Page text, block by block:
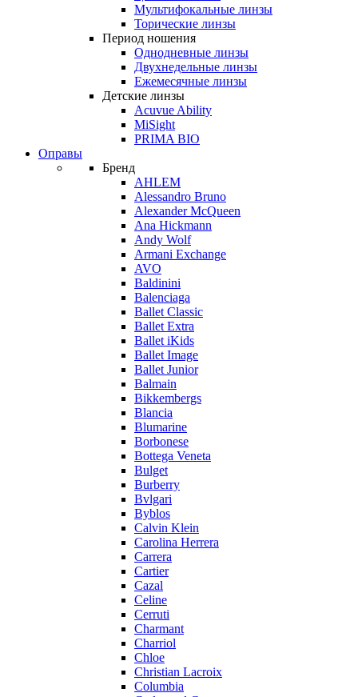
Мультифокальные линзы
Торические линзы
Период ношения
Однодневные линзы
Двухнедельные линзы
Ежемесячные линзы
Детские линзы
Acuvue Ability
MiSight
PRIMA BIO
Оправы
Бренд
AHLEM
Alessandro Bruno
Alexander McQueen
Ana Hickmann
Andy Wolf
Armani Exchange
AVO
Baldinini
Balenciaga
Ballet Classic
Ballet Extra
Ballet iKids
Ballet Image
Ballet Junior
Balmain
Bikkembergs
Blancia
Blumarine
Borbonese
Bottega Veneta
Bulget
Burberry
Bvlgari
Byblos
Calvin Klein
Carolina Herrera
Carrera
Cartier
Cazal
Celine
Cerruti
Charmant
Charriol
Chloe
Christian Lacroix
Columbia